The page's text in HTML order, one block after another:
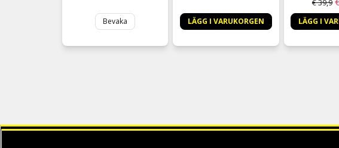
Bevaka LÄGG I VARUKORGEN LÄGG I